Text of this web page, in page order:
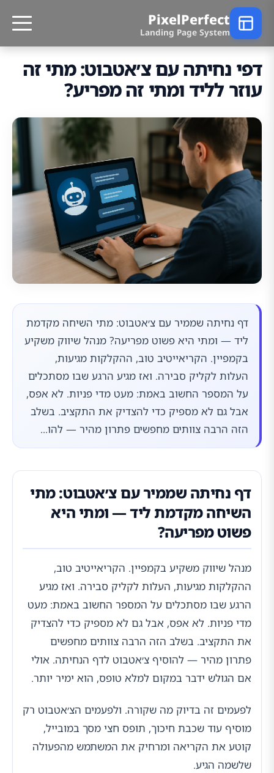
PixelPerfect
Landing Page System
דפי נחיתה עם צ׳אטבוט: מתי זה
עוזר לליד ומתי זה מפריע?
דף נחיתה שממיר עם צ׳אטבוט: מתי השיחה מקדמת
ליד — ומתי היא פשוט מפריעה? מנהל שיווק משקיע
בקמפיין. הקריאייטיב טוב, ההקלקות מגיעות,
העלות לקליק סבירה. ואז מגיע הרגע שבו מסתכלים
על המספר החשוב באמת: מעט מדי פניות. לא אפס,
אבל גם לא מספיק כדי להצדיק את התקציב. בשלב
הזה הרבה צוותים מחפשים פתרון מהיר — להו...
דף נחיתה שממיר עם צ׳אטבוט: מתי
השיחה מקדמת ליד — ומתי היא
פשוט מפריעה?
מנהל שיווק משקיע בקמפיין. הקריאייטיב טוב,
ההקלקות מגיעות, העלות לקליק סבירה. ואז מגיע
הרגע שבו מסתכלים על המספר החשוב באמת: מעט
מדי פניות. לא אפס, אבל גם לא מספיק כדי להצדיק
את התקציב. בשלב הזה הרבה צוותים מחפשים
פתרון מהיר — להוסיף צ׳אטבוט לדף הנחיתה. אולי
אם הגולש ידבר במקום למלא טופס, הוא ימיר יותר.
לפעמים זה בדיוק מה שקורה. ולפעמים הצ׳אטבוט רק
מוסיף עוד שכבת חיכוך, תופס חצי מסך במובייל,
קוטע את הקריאה ומרחיק את המשתמש מהפעולה
שלשמה הגיע.